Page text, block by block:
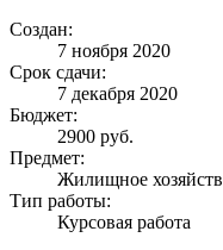
Создан:
7 ноября 2020
Срок сдачи:
7 декабря 2020
Бюджет:
2900 руб.
Предмет:
Жилищное
Тип работы:
Курсовая работа